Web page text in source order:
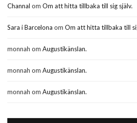
Channal om Om att hitta tillbaka till sig själv.
Sara i Barcelona om Om att hitta tillbaka till
monnah om Augustikänslan.
monnah om Augustikänslan.
monnah om Augustikänslan.